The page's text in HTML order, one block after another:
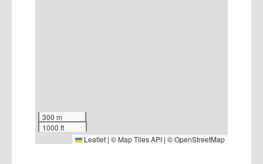
300 m
1000 ft
Leaflet | © Map Tiles API | ©OpenStreetMap